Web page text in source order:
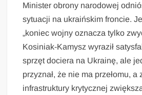
Minister obrony narodowej
sytuacji na ukraińskim froncie.
„koniec wojny oznacza tylko
Kosiniak-Kamysz wyraził
sprzęt dociera na Ukrainę, ale
przyznał, że nie ma przełomu, a
infrastruktury krytycznej